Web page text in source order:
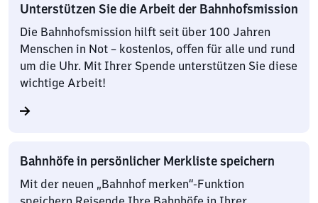
Unterstützen Sie die Arbeit der Bahnhofsmission
Die Bahnhofsmission hilft seit über 100 Jahren
Menschen in Not – kostenlos, offen für alle und rund
um die Uhr. Mit Ihrer Spende unterstützen Sie diese
wichtige Arbeit!
Bahnhöfe in persönlicher Merkliste speichern
Mit der neuen „Bahnhof merken“-Funktion